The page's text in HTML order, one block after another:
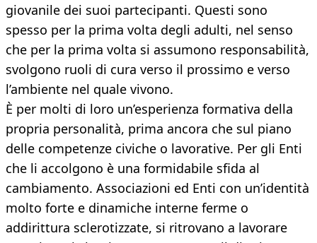
giovanile dei suoi partecipanti. Questi sono
spesso per la prima volta degli adulti, nel senso
che per la prima volta si assumono responsabilità,
svolgono ruoli di cura verso il prossimo e verso
l’ambiente nel quale vivono.
È per molti di loro un’esperienza formativa della
propria personalità, prima ancora che sul piano
delle competenze civiche o lavorative. Per gli Enti
che li accolgono è una formidabile sfida al
cambiamento. Associazioni ed Enti con un’identità
molto forte e dinamiche interne ferme o
addirittura sclerotizzate, si ritrovano a lavorare